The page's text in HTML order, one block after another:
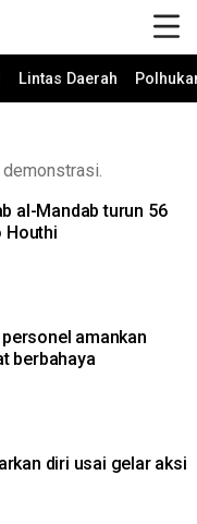
Lintas Daerah
al-Mandab turun 56
Houthi
amankan
berbahaya
diri usai gelar aksi